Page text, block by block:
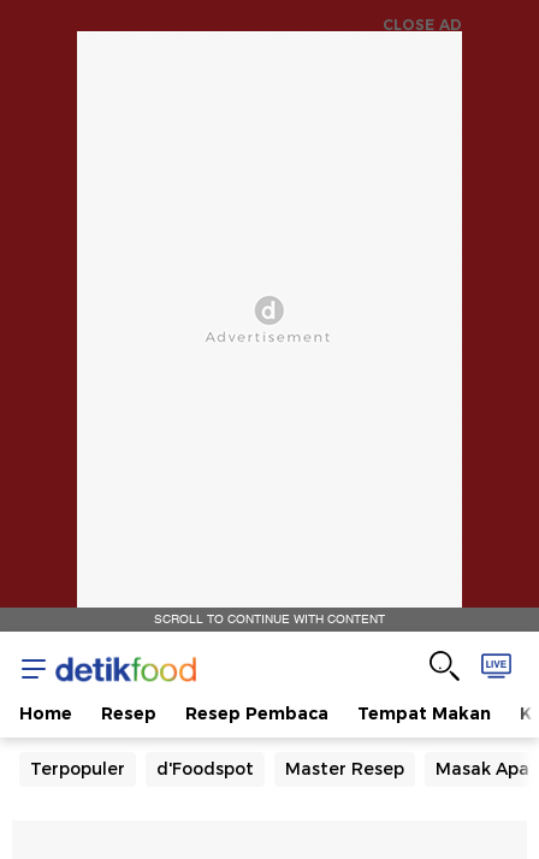
CLOSE AD
SCROLL TO CONTINUE WITH CONTENT
Home Resep Resep Pembaca Tempat Makan
Terpopuler d'Foodspot Master Resep Masak Apa